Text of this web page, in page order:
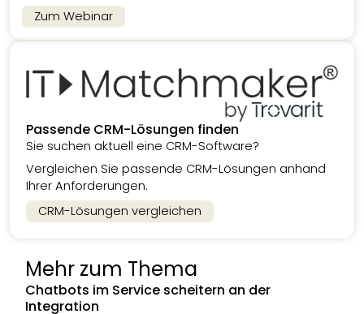
Zum Webinar
Passende CRM-Lösungen finden
Sie suchen aktuell eine CRM-Software?
Vergleichen Sie passende CRM-Lösungen anhand
Ihrer Anforderungen.
CRM-Lösungen vergleichen
Mehr zum Thema
Chatbots im Service scheitern an der
Integration